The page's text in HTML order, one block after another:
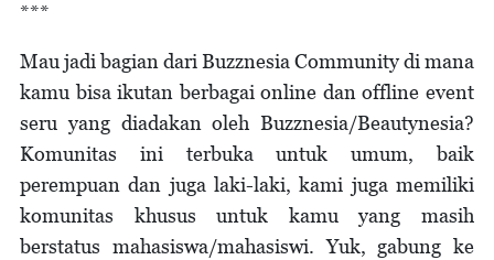
***
Mau jadi bagian dari Buzznesia Community di mana
kamu bisa ikutan berbagai online dan offline event
seru yang diadakan oleh Buzznesia/Beautynesia?
Komunitas ini terbuka untuk umum, baik
perempuan dan juga laki-laki, kami juga memiliki
komunitas khusus untuk kamu yang masih
berstatus mahasiswa/mahasiswi. Yuk, gabung ke